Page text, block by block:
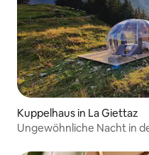
Kuppelhaus in La Giettaz
Ungewöhnliche Nacht in